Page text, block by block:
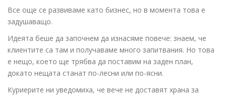
Все още се развиваме като бизнес, но в момента това е
задушаващо.
Идеята беше да започнем да изнасяме повече: знаем, че
клиентите са там и получаваме много запитвания. Но това
е нещо, което ще трябва да поставим на заден план,
докато нещата станат по-лесни или по-ясни.
Куриерите ни уведомиха, че вече не доставят храна за